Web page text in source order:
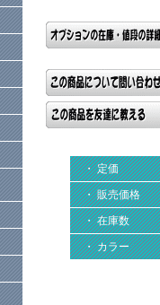
・ 定価
・ 販売価格
・ 在庫数
・ カラー